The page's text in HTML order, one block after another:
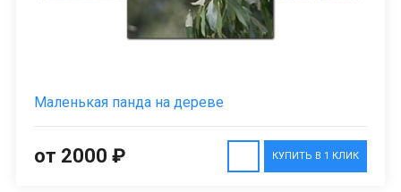
Маленькая панда на дереве
КУПИТЬ В 1 КЛИК
от 2000 ₽